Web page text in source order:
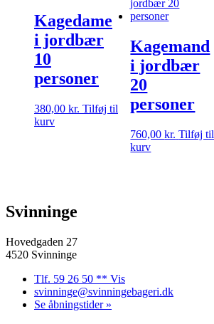
Kagedame
i jordbær
10
personer
380,00 kr. Tilføj til
kurv
Kagemand
i jordbær
20
personer
760,00kr. Tilføj til
kurv
Svinninge
Hovedgaden 27
4520 Svinninge
Tlf. 59 26 50 ** Vis
svinninge@svinningebageri.dk
Se åbningstider »